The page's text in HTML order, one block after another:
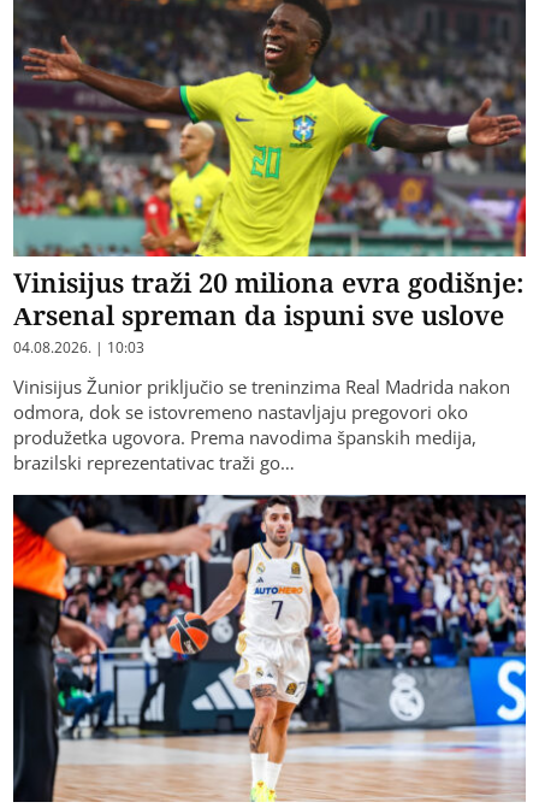
Vinisijus traži 20 miliona evra godišnje:
Arsenal spreman da ispuni sve uslove
04.08.2026. | 10:03
Vinisijus Žunior priključio se treninzima Real Madrida nakon
odmora, dok se istovremeno nastavljaju pregovori oko
produžetka ugovora. Prema navodima španskih medija,
brazilski reprezentativac traži go…